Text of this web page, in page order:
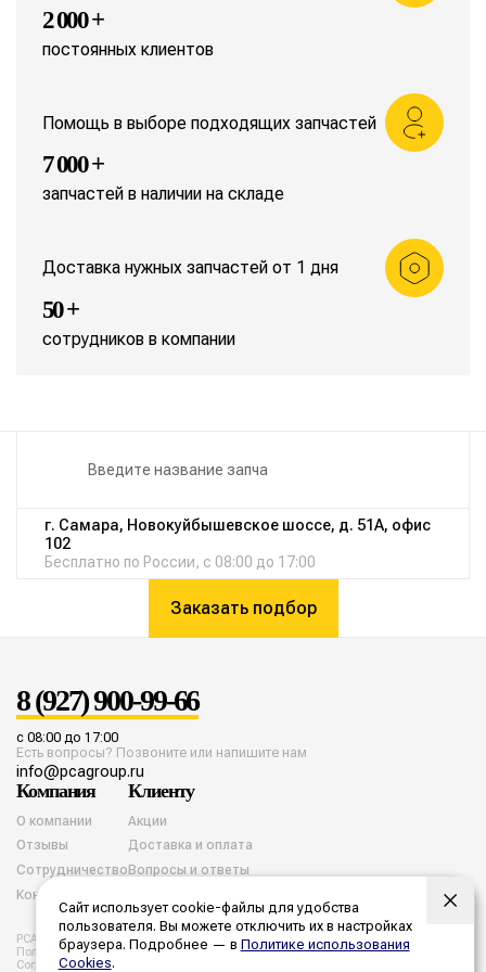
2 000 +
постоянных клиентов
Помощь в выборе подходящих запчастей
7 000 +
запчастей в наличии на складе
Доставка нужных запчастей от 1 дня
50 +
сотрудников в компании
г. Самара, Новокуйбышевское шоссе, д. 51А, офис
102
Бесплатно по России, с 08:00 до 17:00
Заказать подбор
8 (927) 900-99-66
с 08:00 до 17:00
Есть вопросы? Позвоните или напишите нам
info@pcagroup.ru
Компания
О компании
Отзывы
Сотрудничество
Контакты
Клиенту
Акции
Доставка и оплата
Вопросы и ответы
PCA group. Все права защищены. 2026 год.
Политика конфиденциальностиСогласие на обработку cookies
Согласие на обработку персональных данных
Сайт использует cookie-файлы для удобства
пользователя. Вы можете отключить их в настройках
браузера. Подробнее — в Политике использования
Cookies.